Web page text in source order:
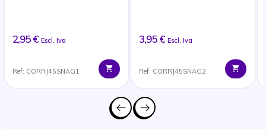
2,95 € Escl. Iva
Ref: CORRJ45SNAG1
3,95 € Escl. Iva
Ref: CORRJ45SNAG2